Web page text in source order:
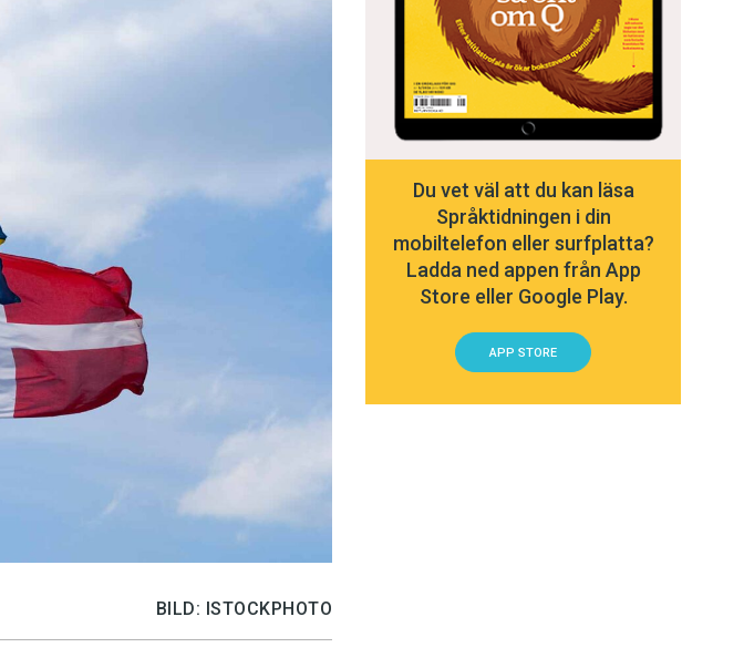
BILD: ISTOCKPHOTO
Du vet väl att du kan läsa
Språktidningen i din
mobiltelefon eller surfplatta?
Ladda ned appen från App
Store eller Google Play.
APP STORE